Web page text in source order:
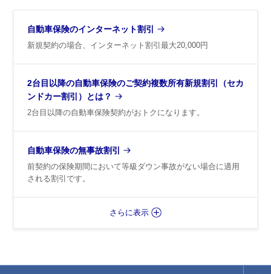
自動車保険のインターネット割引
新規契約の場合、インターネット割引最大20,000円
2台目以降の自動車保険のご契約複数所有新規割引（セカ
ンドカー割引）とは？
2台目以降の自動車保険契約がおトクになります。
自動車保険の無事故割引
前契約の保険期間において等級ダウン事故がない場合に適用
される割引です。
さらに表示